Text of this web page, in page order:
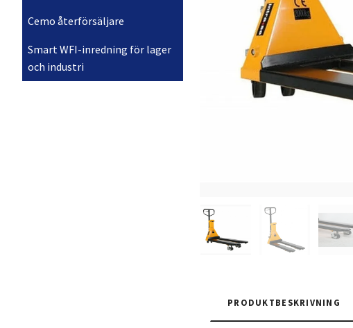
Cemo återförsäljare
Smart WFI-inredning för lager
och industri
PRODUKTBESKRIVNING